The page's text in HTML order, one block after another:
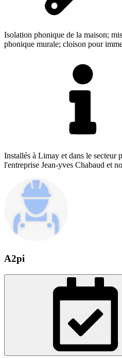
Isolation phonique de la maison;
phonique murale; cloison pour
Installés à Limay et dans le secteur
l'entreprise Jean-yves Chabaud et
A2pi